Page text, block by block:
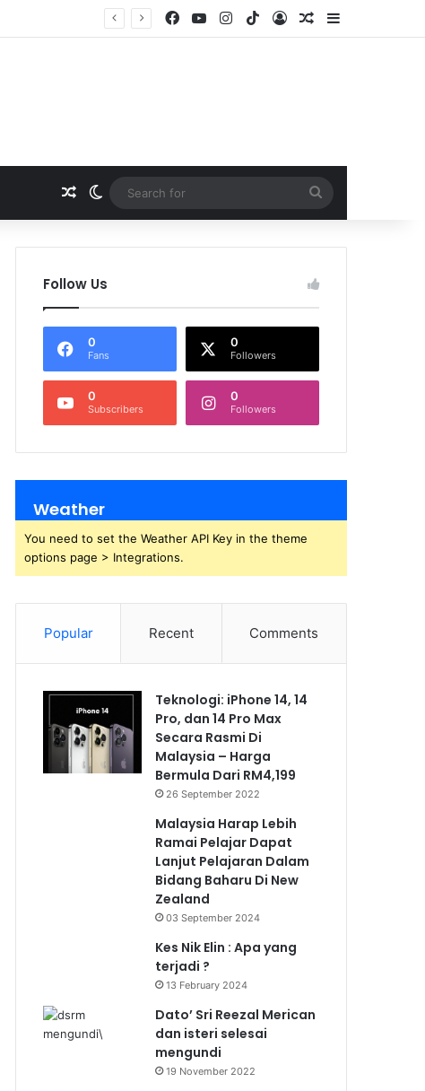
FacebookYouTubeInstagram
TikTokLog InRandom Article
Random Article
Switch skin
for
Follow Us
0
Fans
0
Followers
0
Subscribers
0
Followers
Weather
You need to set the Weather API Key in the theme
options page > Integrations.
Popular Recent Comments
Teknologi: iPhone 14, 14
Pro, dan 14 Pro Max
Secara Rasmi Di
Malaysia – Harga
Bermula Dari RM4,199
26 September 2022
Malaysia Harap Lebih
Ramai Pelajar Dapat
Lanjut Pelajaran Dalam
Bidang Baharu Di New
Zealand
03 September 2024
Kes Nik Elin : Apa yang
terjadi ?
13 February 2024
Dato’ Sri Reezal Merican
dan isteri selesai
mengundi
19 November 2022